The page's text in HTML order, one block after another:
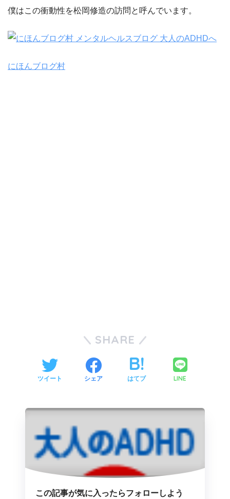
僕はこの衝動性を松岡修造の訪問と呼んでいます。
にほんブログ村
SHARE
ツイート シェア はてブ LINE
この記事が気に入ったらフォローしよう